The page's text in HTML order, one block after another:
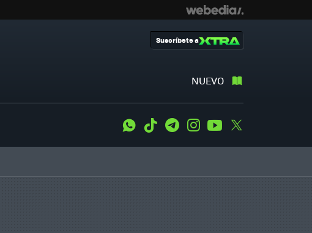
NUEVO
Suscríbete a
WhatsApp
Tiktok TelegramInstagramYoutube